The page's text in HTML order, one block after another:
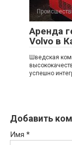
Аренда
Volvo в
Шведская
успешно
Добавить
Имя *